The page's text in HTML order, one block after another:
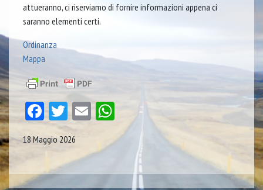
attueranno, ci riserviamo di fornire informazioni appena ci
saranno elementi certi.
Ordinanza
Mappa
Facebook
Twitter
Email WhatsApp
18 Maggio 2026